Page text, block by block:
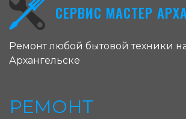
СЕРВИС МАСТЕР
Ремонт любой бытовой техники
Архангельске
РЕМОНТ